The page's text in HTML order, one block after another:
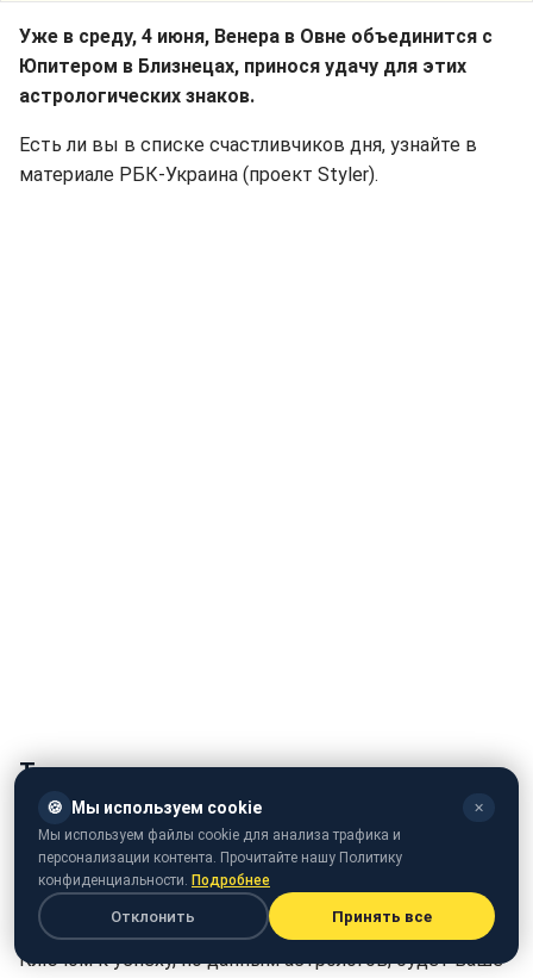
Уже в среду, 4 июня, Венера в Овне объединится с
Юпитером в Близнецах, принося удачу для этих
астрологических знаков.
Есть ли вы в списке счастливчиков дня, узнайте в
материале РБК-Украина (проект Styler).
Телец
Энергия дня пробудит в вас решительность и будет
способствовать расширению финансовых
горизонтов. Сейчас идеальное время для поисков
новых источников дохода.
Ключом к успеху, по данным астрологов, будет ваше
🍪 Мы используем cookie ✕
Мы используем файлы cookie для анализа трафика и
персонализации контента. Прочитайте нашу Политику
конфиденциальности. Подробнее
Отклонить Принять все